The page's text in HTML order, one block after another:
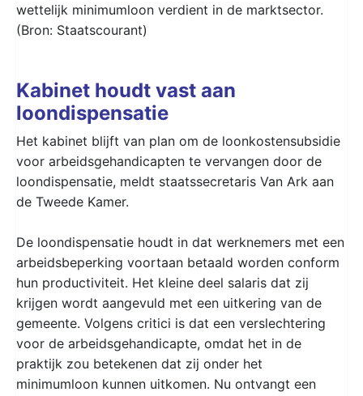
wettelijk minimumloon verdient in de marktsector.
(Bron: Staatscourant)
Kabinet houdt vast aan
loondispensatie
Het kabinet blijft van plan om de loonkostensubsidie
voor arbeidsgehandicapten te vervangen door de
loondispensatie, meldt staatssecretaris Van Ark aan
de Tweede Kamer.
De loondispensatie houdt in dat werknemers met een
arbeidsbeperking voortaan betaald worden conform
hun productiviteit. Het kleine deel salaris dat zij
krijgen wordt aangevuld met een uitkering van de
gemeente. Volgens critici is dat een verslechtering
voor de arbeidsgehandicapte, omdat het in de
praktijk zou betekenen dat zij onder het
minimumloon kunnen uitkomen. Nu ontvangt een